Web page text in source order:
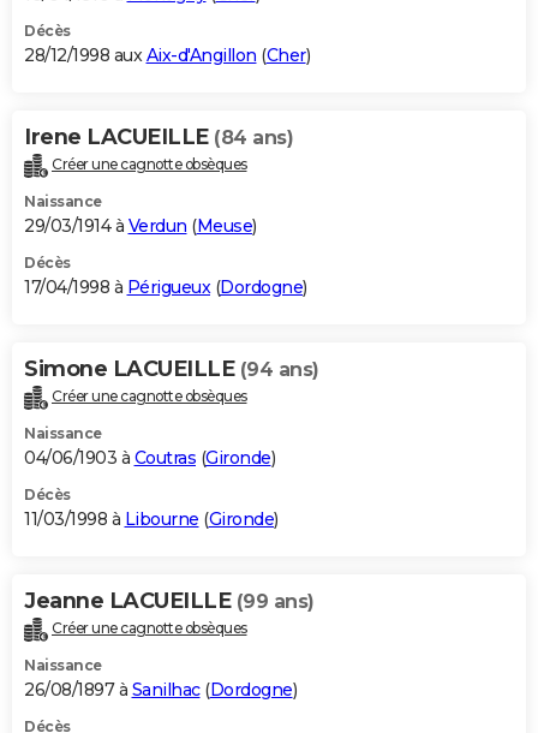
Décès
28/12/1998 auxAix-d'Angillon (Cher)
Irene LACUEILLE (84 ans)
Créer une cagnotte obsèques
Naissance
29/03/1914 à Verdun (Meuse)
Décès
17/04/1998 à Périgueux(Dordogne)
Simone LACUEILLE (94 ans)
Créer une cagnotte obsèques
Naissance
04/06/1903 à Coutras (Gironde)
Décès
11/03/1998 à Libourne (Gironde)
Jeanne LACUEILLE (99 ans)
Créer une cagnotte obsèques
Naissance
26/08/1897 à Sanilhac(Dordogne)
Décès